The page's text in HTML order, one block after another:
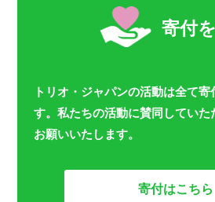
寄付
トリオ・ジャパンの活動は全て寄
す。私たちの活動に賛同していた
お願いいたします。
寄付はこちら